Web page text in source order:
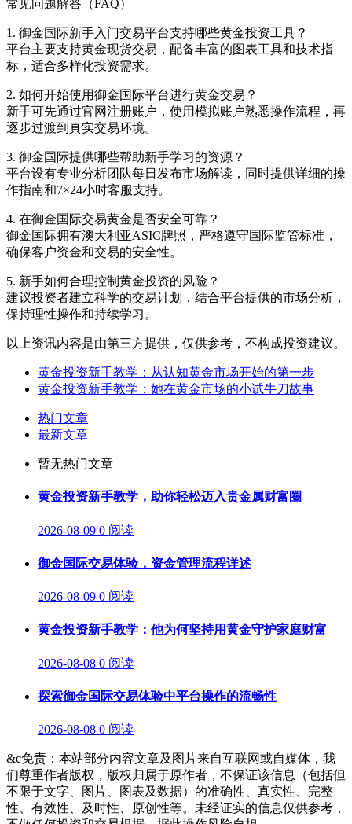
常见问题解答（FAQ）
1. 御金国际新手入门交易平台支持哪些黄金投资工具？
平台主要支持黄金现货交易，配备丰富的图表工具和技术指
标，适合多样化投资需求。
2. 如何开始使用御金国际平台进行黄金交易？
新手可先通过官网注册账户，使用模拟账户熟悉操作流程，再
逐步过渡到真实交易环境。
3. 御金国际提供哪些帮助新手学习的资源？
平台设有专业分析团队每日发布市场解读，同时提供详细的操
作指南和7×24小时客服支持。
4. 在御金国际交易黄金是否安全可靠？
御金国际拥有澳大利亚ASIC牌照，严格遵守国际监管标准，
确保客户资金和交易的安全性。
5. 新手如何合理控制黄金投资的风险？
建议投资者建立科学的交易计划，结合平台提供的市场分析，
保持理性操作和持续学习。
以上资讯内容是由第三方提供，仅供参考，不构成投资建议。
黄金投资新手教学：从认知黄金市场开始的第一步
黄金投资新手教学：她在黄金市场的小试牛刀故事
热门文章
最新文章
暂无热门文章
黄金投资新手教学，助你轻松迈入贵金属财富圈
2026-08-09 0 阅读
御金国际交易体验，资金管理流程详述
2026-08-09 0 阅读
黄金投资新手教学：他为何坚持用黄金守护家庭财富
2026-08-08 0 阅读
探索御金国际交易体验中平台操作的流畅性
2026-08-08 0 阅读
&c免责：本站部分内容文章及图片来自互联网或自媒体，我
们尊重作者版权，版权归属于原作者，不保证该信息（包括但
不限于文字、图片、图表及数据）的准确性、真实性、完整
性、有效性、及时性、原创性等。未经证实的信息仅供参考，